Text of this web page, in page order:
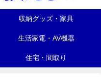
収納グッズ・家具
生活家電・AV機器
住宅・間取り